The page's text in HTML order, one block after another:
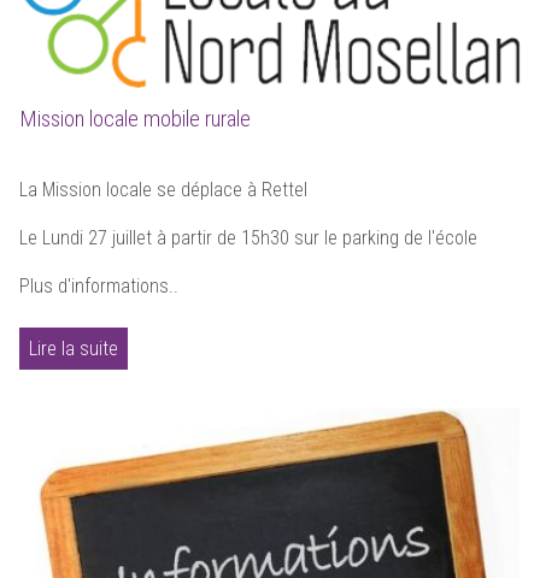
Mission locale mobile rurale
La Mission locale se déplace à Rettel
Le Lundi 27 juillet à partir de 15h30 sur le parking de l'école
Plus d'informations..
Lire la suite